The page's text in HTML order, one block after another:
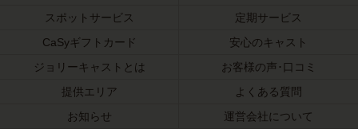
スポットサービス
定期サービス
CaSyギフトカード
安心のキャスト
ジョリーキャストとは
お客様の声･口コミ
提供エリア
よくある質問
お知らせ
運営会社について